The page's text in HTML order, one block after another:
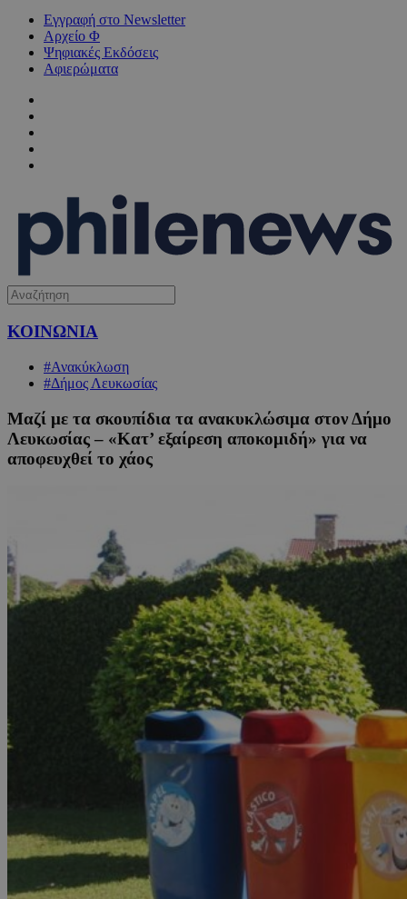
Εγγραφή στο Newsletter
Αρχείο Φ
Ψηφιακές Εκδόσεις
Αφιερώματα
ΚΟΙΝΩΝΙΑ
#Ανακύκλωση
#Δήμος Λευκωσίας
Μαζί με τα σκουπίδια τα ανακυκλώσιμα στον Δήμο
Λευκωσίας – «Κατ’ εξαίρεση αποκομιδή» για να
αποφευχθεί το χάος